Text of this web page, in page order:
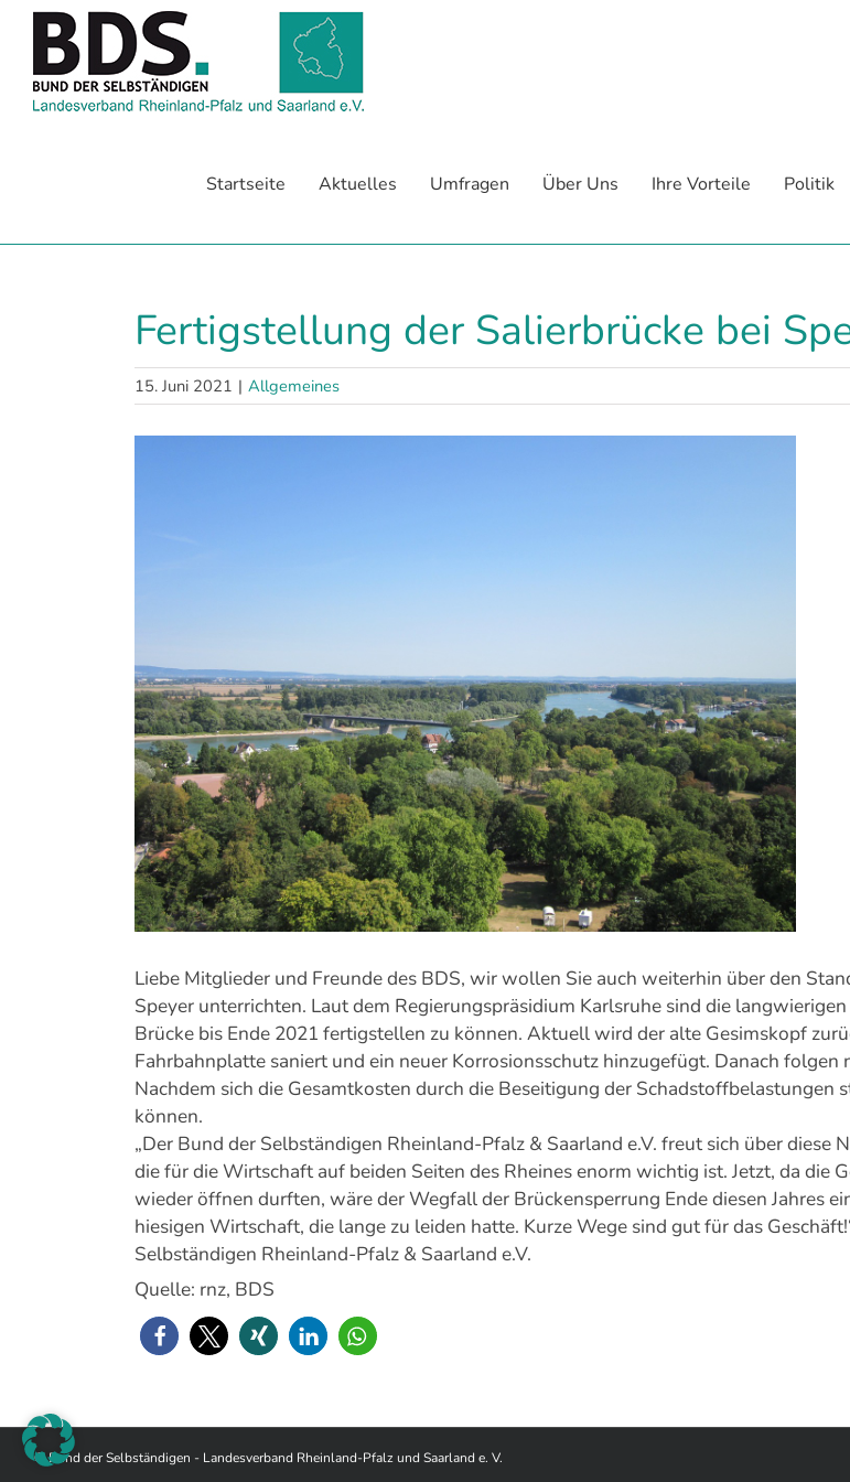
Zum
springen
Startseite Aktuelles Umfragen Über Uns Ihre Vorteile Politik
Fertigstellung der Salierbrücke bei
15. Juni 2021 | Allgemeines
Liebe Mitglieder und Freunde des BDS, wir wollen Sie auch weiterhin über den
Speyer unterrichten. Laut dem Regierungspräsidium Karlsruhe sind die
Brücke bis Ende 2021 fertigstellen zu können. Aktuell wird der alte Gesimskopf
Fahrbahnplatte saniert und ein neuer Korrosionsschutz hinzugefügt. Danach
Nachdem sich die Gesamtkosten durch die Beseitigung der
können.
„Der Bund der Selbständigen Rheinland-Pfalz & Saarland e.V. freut sich über diese
die für die Wirtschaft auf beiden Seiten des Rheines enorm wichtig ist. Jetzt, da die
wieder öffnen durften, wäre der Wegfall der Brückensperrung Ende diesen Jahres
hiesigen Wirtschaft, die lange zu leiden hatte. Kurze Wege sind gut für das
Selbständigen Rheinland-Pfalz & Saarland e.V.
Quelle: rnz, BDS
© Bund der Selbständigen - Landesverband Rheinland-Pfalz und Saarland e. V.